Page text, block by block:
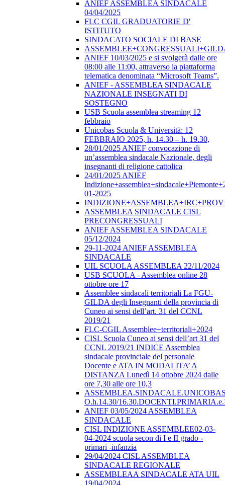
ANIEF ASSEMBLEA SINDACALE
04/04/2025
FLC CGIL GRADUATORIE D'
ISTITUTO
SINDACATO SOCIALE DI BASE
ANIEF 10/03/2025 e si svolgerà dalle ore
08:00 alle 11:00, attraverso la piattaforma
telematica denominata “Microsoft Teams”.
ANIEF - ASSEMBLEA SINDACALE
NAZIONALE INSEGNATI DI
SOSTEGNO
USB Scuola assemblea streaming 12
febbraio
Unicobas Scuola & Università: 12
FEBBRAIO 2025, h. 14.30 – h. 19.30,
28/01/2025 ANIEF convocazione di
un’assemblea sindacale Nazionale, degli
insegnanti di religione cattolica
24/01/2025 ANIEF
01-2025
ASSEMBLEA SINDACALE CISL
PRECONGRESSUALI
ANIEF ASSEMBLEA SINDACALE
05/12/2024
29-11-2024 ANIEF ASSEMBLEA
SINDACALE
UIL SCUOLA ASSEMBLEA 22/11/2024
USB SCUOLA - Assemblea online 28
ottobre ore 17
Assemblee sindacali territoriali La FGU-
GILDA degli Insegnanti della provincia di
Cuneo ai sensi dell’art. 31 del CCNL
2019/21
FLC-CGIL Assemblee+territoriali+2024
CISL Scuola Cuneo ai sensi dell’art 31 del
CCNL 2019/21 INDICE Assemblea
sindacale provinciale del personale
Docente e ATA IN MODALITA’ A
DISTANZA Lunedì 14 ottobre 2024 dalle
ore 7,30 alle ore 10,3
O.h.14.30/
ANIEF 03/05/2024 ASSEMBLEA
SINDACALE
CISL INDIZIONE ASSEMBLEE02-03-
04-2024 scuola secon di I e II grado -
primari -infanzia
29/04/2024 CISL ASSEMBLEA
SINDACALE REGIONALE
ASSEMBLEAA SINDACALE ATA UIL